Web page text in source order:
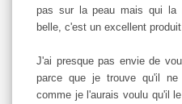
pas sur la peau mais qui la
belle, c'est un excellent
J'ai presque pas envie de
parce que je trouve qu'il
comme je l'aurais voulu qu'il